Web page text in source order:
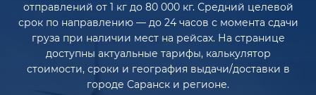
отправлений от 1 кг до 80 000 кг. Средний целевой
срок по направлению — до 24 часов с момента сдачи
груза при наличии мест на рейсах. На странице
доступны актуальные тарифы, калькулятор
стоимости, сроки и география выдачи/доставки в
городе Саранск и регионе.